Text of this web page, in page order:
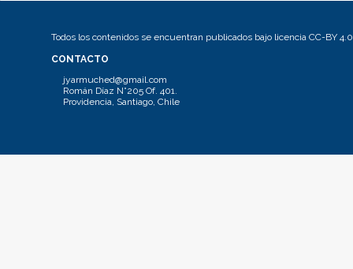
Todos los contenidos se encuentran publicados bajo licencia CC-BY 4.0
CONTACTO
jyarmuched@gmail.com
Román Díaz N°205 Of. 401.
Providencia, Santiago, Chile